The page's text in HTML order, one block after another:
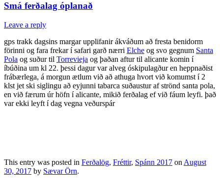
Smá ferðalag óplanað
Leave a reply
gps trakk dagsins margar upplifanir ákváðum að fresta benidorm
förinni og fara frekar í safari garð nærri Elche og svo gegnum Santa
Pola og suður til Torrevieja og þaðan aftur til alicante komin í
íbúðina um kl 22. þessi dagur var alveg óskipulagður en heppnaðist
frábærlega, á morgun ætlum við að athuga hvort við komumst í 2
klst jet ski siglingu að eyjunni tabarca suðaustur af strönd santa pola,
en við færum úr höfn í alicante, mikið ferðalag ef við fáum leyfi. það
var ekki leyft í dag vegna veðurspár
This entry was posted in Ferðalög, Fréttir, Spánn 2017 on August
30, 2017 by Sævar Örn.